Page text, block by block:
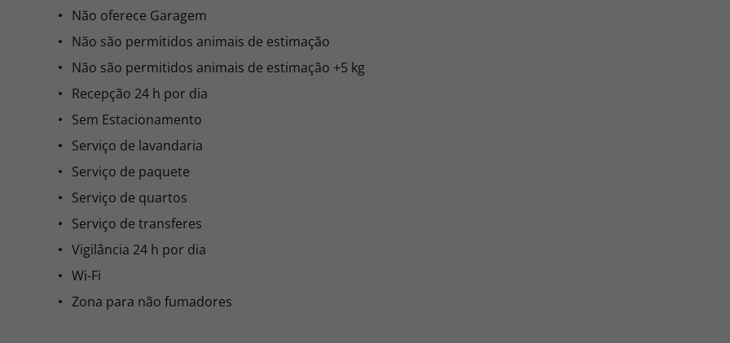
Não oferece Garagem
Não são permitidos animais de estimação
Não são permitidos animais de estimação +5 kg
Recepção 24 h por dia
Sem Estacionamento
Serviço de lavandaria
Serviço de paquete
Serviço de quartos
Serviço de transferes
Vigilância 24 h por dia
Wi-Fi
Zona para não fumadores